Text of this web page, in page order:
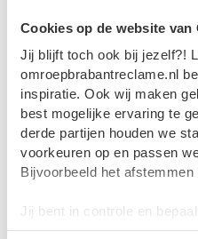
Cookies op de website van
Jij blijft toch ook bij jezelf?!
omroepbrabantreclame.nl
inspiratie. Ook wij maken
best mogelijke ervaring te
derde partijen houden we
voorkeuren op en passen
Bijvoorbeeld het
Jij bent in controle en
voorkeuren en welke
de ontwikkelingen in het sterk
pluk jij de vruchten van.